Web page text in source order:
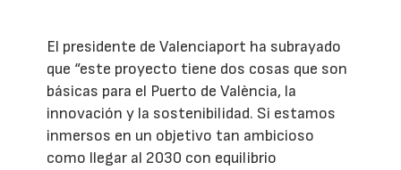
El presidente de Valenciaport ha subrayado
que “este proyecto tiene dos cosas que son
básicas para el Puerto de València, la
innovación y la sostenibilidad. Si estamos
inmersos en un objetivo tan ambicioso
como llegar al 2030 con equilibrio